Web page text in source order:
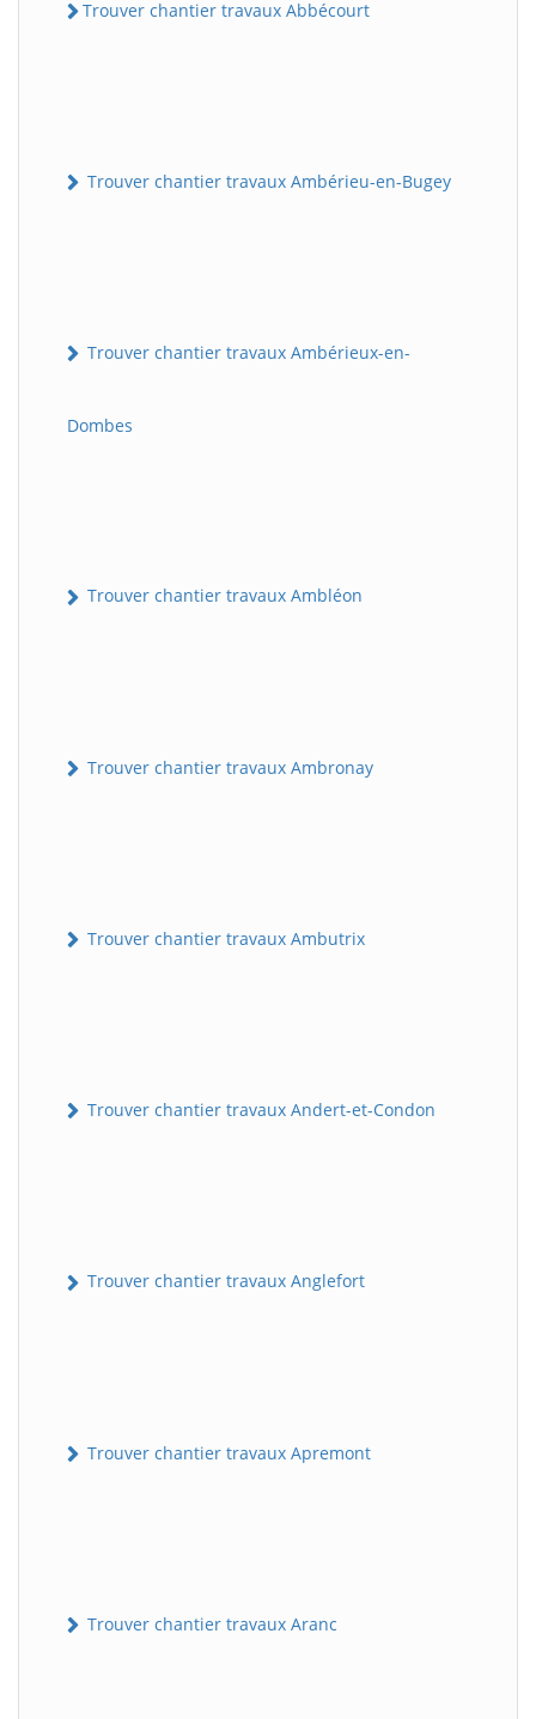
Trouver chantier travaux Abbécourt
Trouver chantier travaux Ambérieu-en-Bugey
Trouver chantier travaux Ambérieux-en-
Dombes
Trouver chantier travaux Ambléon
Trouver chantier travaux Ambronay
Trouver chantier travaux Ambutrix
Trouver chantier travaux Andert-et-Condon
Trouver chantier travaux Anglefort
Trouver chantier travaux Apremont
Trouver chantier travaux Aranc